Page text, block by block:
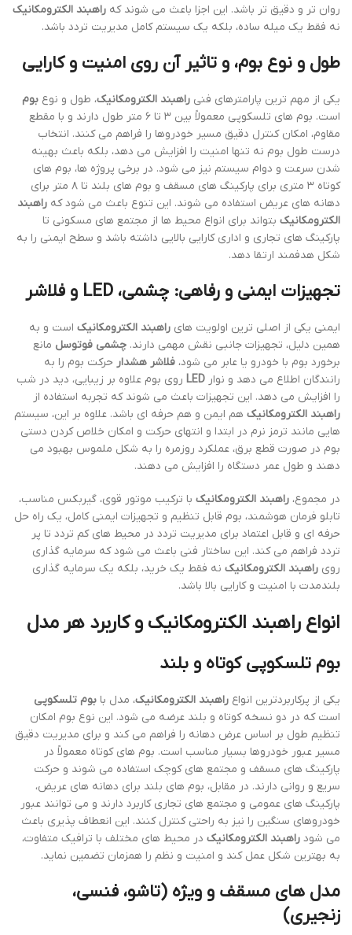
روان تر و دقیق تر باشد. این اجزا باعث می شوند که راهبند الکترومکانیک
نه فقط یک میله ساده، بلکه یک سیستم کامل مدیریت تردد باشد.
طول و نوع بوم، و تاثیر آن روی امنیت و کارایی
یکی از مهم ترین پارامترهای فنی راهبند الکترومکانیک، طول و نوع بوم
است. بوم های تلسکوپی معمولاً بین ۳ تا ۶ متر طول دارند و با مقطع
مقاوم، امکان کنترل دقیق مسیر خودروها را فراهم می کنند. انتخاب
درست طول بوم نه تنها امنیت را افزایش می دهد، بلکه باعث بهینه
شدن سرعت و دوام سیستم نیز می شود. در برخی پروژه ها، بوم های
کوتاه ۳ متری برای پارکینگ های مسقف و بوم های بلند تا ۸ متر برای
دهانه های عریض استفاده می شوند. این تنوع باعث می شود که راهبند
الکترومکانیک بتواند برای انواع محیط ها از مجتمع های مسکونی تا
پارکینگ های تجاری و اداری کارایی بالایی داشته باشد و سطح ایمنی را به
شکل هدفمند ارتقا دهد.
تجهیزات ایمنی و رفاهی: چشمی، LED و فلاشر
ایمنی یکی از اصلی ترین اولویت های راهبند الکترومکانیک است و به
همین دلیل، تجهیزات جانبی نقش مهمی دارند. چشمی فوتوسل مانع
برخورد بوم با خودرو یا عابر می شود، فلاشر هشدار حرکت بوم را به
رانندگان اطلاع می دهد و نوار LED روی بوم علاوه بر زیبایی، دید در شب
را افزایش می دهد. این تجهیزات باعث می شوند که تجربه استفاده از
راهبند الکترومکانیک هم ایمن و هم حرفه ای باشد. علاوه بر این، سیستم
هایی مانند ترمز نرم در ابتدا و انتهای حرکت و امکان خلاص کردن دستی
بوم در صورت قطع برق، عملکرد روزمره را به شکل ملموس بهبود می
دهند و طول عمر دستگاه را افزایش می دهند.
در مجموع، راهبند الکترومکانیک با ترکیب موتور قوی، گیربکس مناسب،
تابلو فرمان هوشمند، بوم قابل تنظیم و تجهیزات ایمنی کامل، یک راه حل
حرفه ای و قابل اعتماد برای مدیریت تردد در محیط های کم تردد تا پر
تردد فراهم می کند. این ساختار فنی باعث می شود که سرمایه گذاری
روی راهبند الکترومکانیک نه فقط یک خرید، بلکه یک سرمایه گذاری
بلندمدت با امنیت و کارایی بالا باشد.
انواع راهبند الکترومکانیک و کاربرد هر مدل
بوم تلسکوپی کوتاه و بلند
یکی از پرکاربردترین انواع راهبند الکترومکانیک، مدل با بوم تلسکوپی
است که در دو نسخه کوتاه و بلند عرضه می شود. این نوع بوم امکان
تنظیم طول بر اساس عرض دهانه را فراهم می کند و برای مدیریت دقیق
مسیر عبور خودروها بسیار مناسب است. بوم های کوتاه معمولاً در
پارکینگ های مسقف و مجتمع های کوچک استفاده می شوند و حرکت
سریع و روانی دارند. در مقابل، بوم های بلند برای دهانه های عریض،
پارکینگ های عمومی و مجتمع های تجاری کاربرد دارند و می توانند عبور
خودروهای سنگین را نیز به راحتی کنترل کنند. این انعطاف پذیری باعث
می شود راهبند الکترومکانیک در محیط های مختلف با ترافیک متفاوت،
به بهترین شکل عمل کند و امنیت و نظم را همزمان تضمین نماید.
مدل های مسقف و ویژه (تاشو، فنسی،
زنجیری)